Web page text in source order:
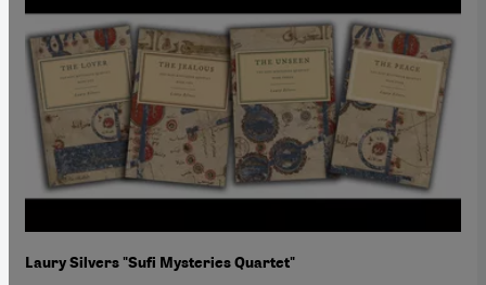
Laury Silvers "Sufi Mysteries Quartet"